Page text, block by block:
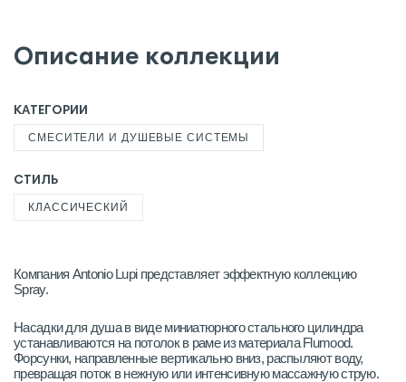
Описание коллекции
КАТЕГОРИИ
СМЕСИТЕЛИ И ДУШЕВЫЕ СИСТЕМЫ
СТИЛЬ
КЛАССИЧЕСКИЙ
Компания Antonio Lupi представляет эффектную коллекцию
Spray.
Насадки для душа в виде миниатюрного стального цилиндра
устанавливаются на потолок в раме из материала Flumood.
Форсунки, направленные вертикально вниз, распыляют воду,
превращая поток в нежную или интенсивную массажную струю.